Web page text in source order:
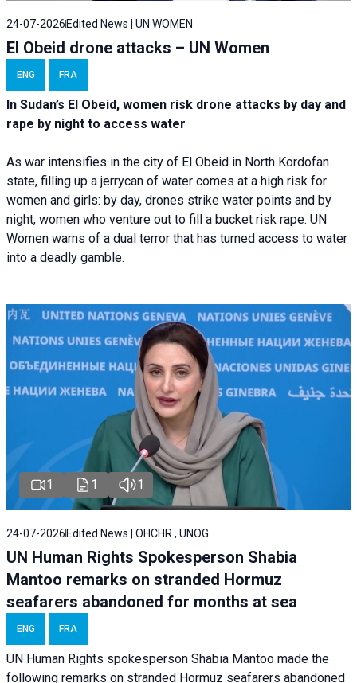
24-07-2026 Edited News | UN WOMEN
El Obeid drone attacks – UN Women
ENG FRA
In Sudan’s El Obeid, women risk drone attacks by day and
rape by night to access water
As war intensifies in the city of El Obeid in North Kordofan
state, filling up a jerrycan of water comes at a high risk for
women and girls: by day, drones strike water points and by
night, women who venture out to fill a bucket risk rape. UN
Women warns of a dual terror that has turned access to water
into a deadly gamble.
1 1 1
24-07-2026 Edited News | OHCHR , UNOG
UN Human Rights Spokesperson Shabia
Mantoo remarks on stranded Hormuz
seafarers abandoned for months at sea
ENG FRA
UN Human Rights spokesperson Shabia Mantoo made the
following remarks on stranded Hormuz seafarers abandoned